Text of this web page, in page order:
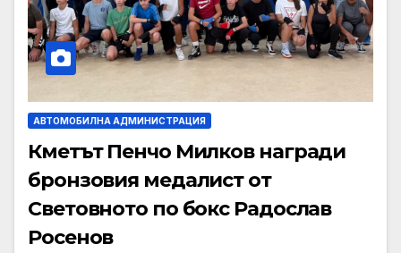
АВТОМОБИЛНА АДМИНИСТРАЦИЯ
Кметът Пенчо Милков награди
бронзовия медалист от
Световното по бокс Радослав
Росенов